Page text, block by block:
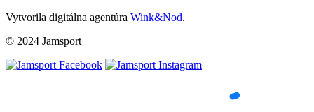
Vytvorila digitálna agentúra Wink&Nod.
© 2024 Jamsport